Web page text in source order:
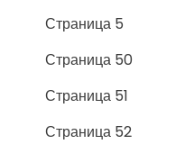
Страница 5
Страница 50
Страница 51
Страница 52